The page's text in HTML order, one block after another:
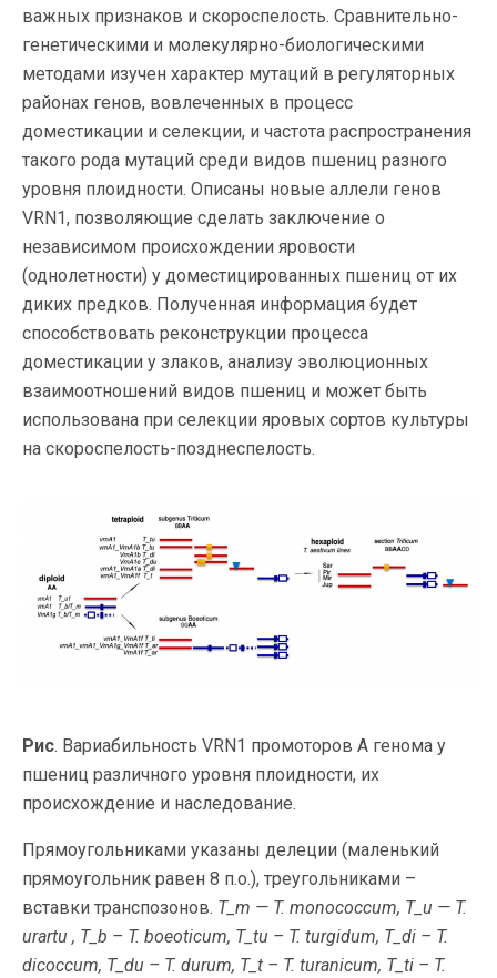
важных признаков и скороспелость. Сравнительно-
генетическими и молекулярно-биологическими
методами изучен характер мутаций в регуляторных
районах генов, вовлеченных в процесс
доместикации и селекции, и частота распространения
такого рода мутаций среди видов пшениц разного
уровня плоидности. Описаны новые аллели генов
VRN1, позволяющие сделать заключение о
независимом происхождении яровости
(однолетности) у доместицированных пшениц от их
диких предков. Полученная информация будет
способствовать реконструкции процесса
доместикации у злаков, анализу эволюционных
взаимоотношений видов пшениц и может быть
использована при селекции яровых сортов культуры
на скороспелость-позднеспелость.
Рис. Вариабильность VRN1 промоторов A генома у
пшениц различного уровня плоидности, их
происхождение и наследование.
Прямоугольниками указаны делеции (маленький
прямоугольник равен 8 п.о.), треугольниками –
вставки транспозонов. T_m — T. monococcum, T_u — T.
urartu , T_b – T. boeoticum, T_tu – T. turgidum, T_di – T.
dicoccum, T_du – T. durum, T_t – T. turanicum, T_ti – T.